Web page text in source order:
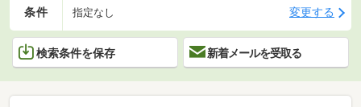
条件 指定なし 変更する
検索条件を保存 新着メールを受取る